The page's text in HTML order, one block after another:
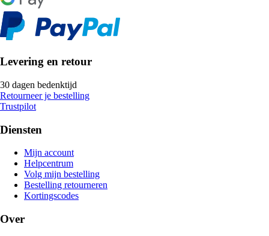
Levering en retour
30 dagen bedenktijd
Retourneer je bestelling
Trustpilot
Diensten
Mijn account
Helpcentrum
Volg mijn bestelling
Bestelling retourneren
Kortingscodes
Over